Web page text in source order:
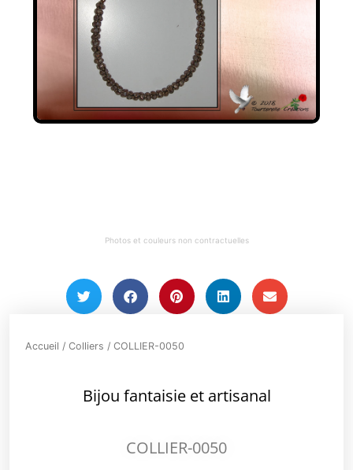
Photos et couleurs non contractuelles
Accueil /Colliers / COLLIER-0050
Bijou fantaisie et artisanal
COLLIER-0050